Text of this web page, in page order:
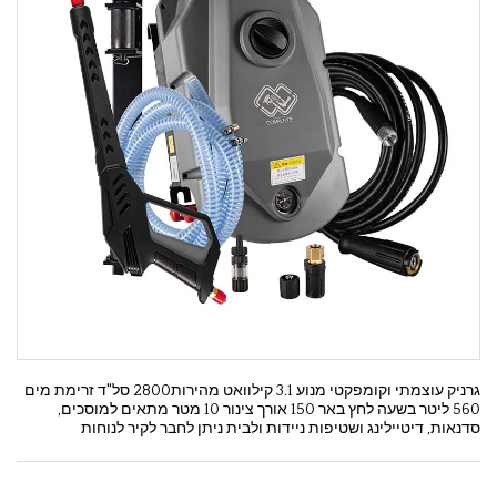
גרניק עוצמתי וקומפקטי מנוע 3.1 קילוואט מהירות2800 סל"ד זרימת מים
560 ליטר בשעה לחץ באר 150 אורך צינור 10 מטר מתאים למוסכים,
סדנאות, דיטיילינג ושטיפות ניידות ולבית ניתן לחבר לקיר לנוחות